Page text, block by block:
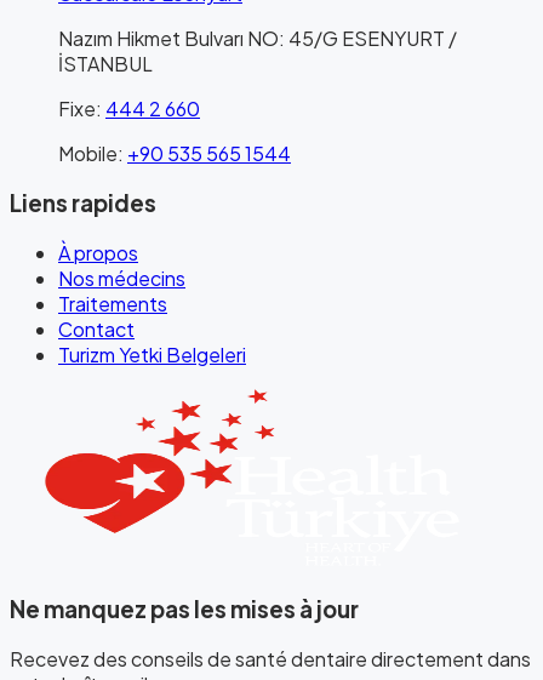
Nazım Hikmet Bulvarı NO: 45/G ESENYURT /
İSTANBUL
Fixe: 444 2 660
Mobile: +90 535 565 1544
Liens rapides
À propos
Nos médecins
Traitements
Contact
Turizm Yetki Belgeleri
Ne manquez pas les mises à jour
Recevez des conseils de santé dentaire directement dans